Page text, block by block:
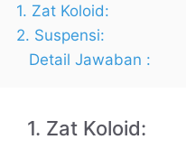
1. Zat Koloid:
2. Suspensi:
Detail Jawaban :
1. Zat Koloid: